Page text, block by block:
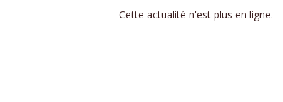
Cette actualité n'est plus en ligne.